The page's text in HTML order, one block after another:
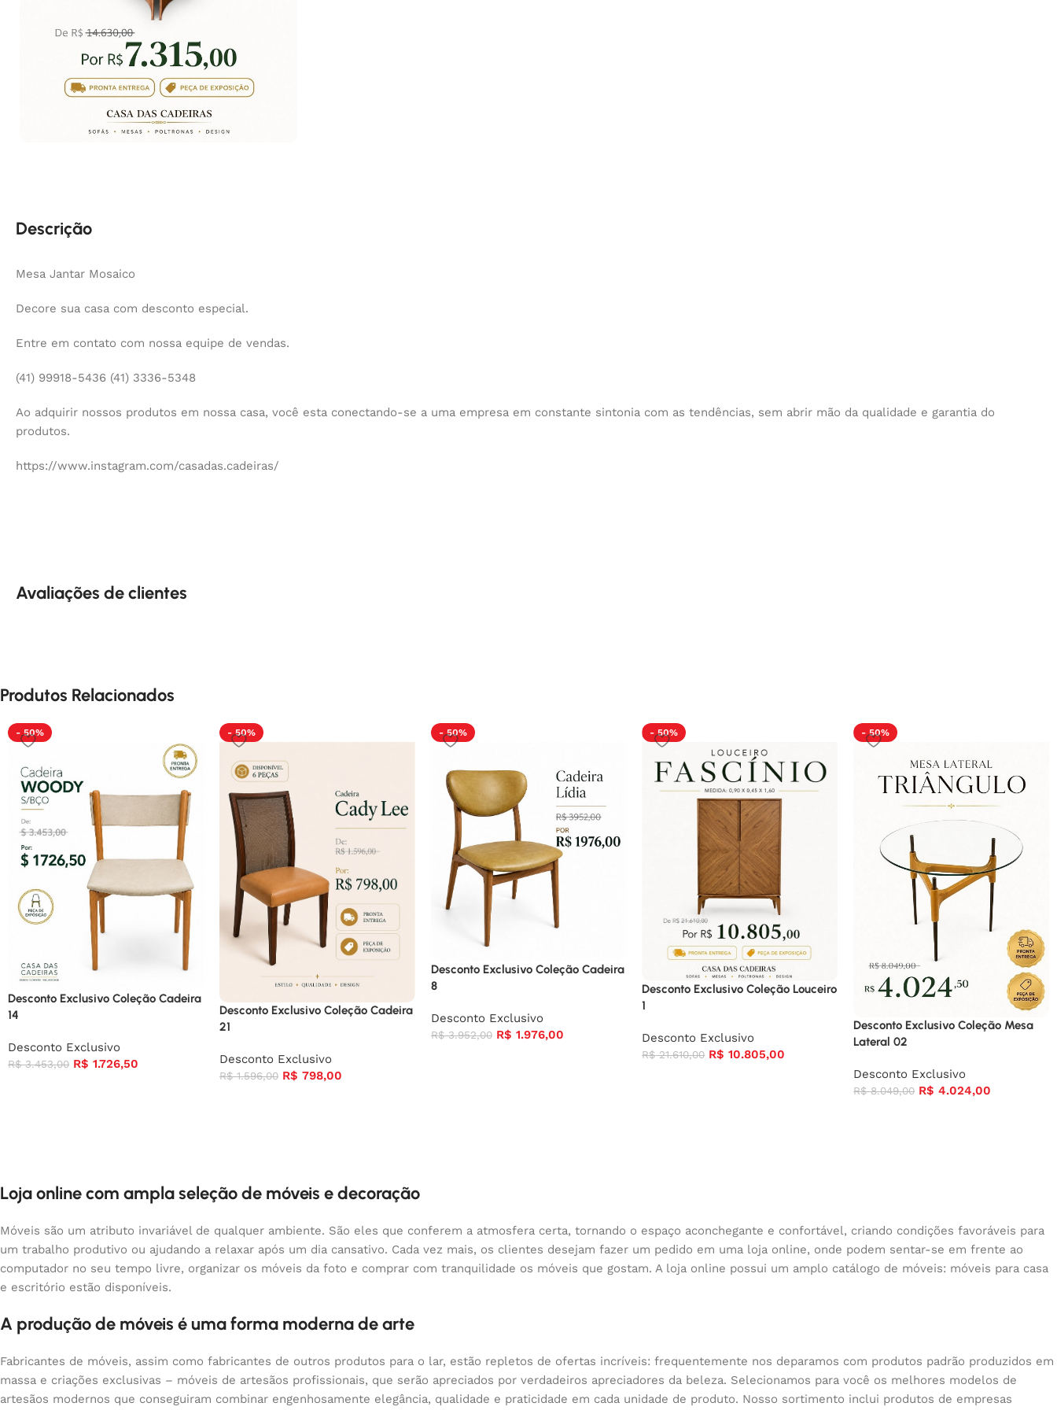
Descrição
Mesa Jantar Mosaico
Decore sua casa com desconto especial.
Entre em contato com nossa equipe de vendas.
(41) 99918-5436 (41) 3336-5348
Ao adquirir nossos produtos em nossa casa, você esta conectando-se a uma empresa em constante sintonia com as tendências, sem abrir mão da qualidade e garantia do
produtos.
https://www.instagram.com/casadas.cadeiras/
Avaliações de clientes
Produtos Relacionados
- 50%
Desconto Exclusivo Coleção Cadeira
14
Desconto Exclusivo
R$3.453,00 R$ 1.726,50
- 50%
Desconto Exclusivo Coleção Cadeira
21
Desconto Exclusivo
R$1.596,00 R$ 798,00
- 50%
Desconto Exclusivo Coleção Cadeira
8
Desconto Exclusivo
R$3.952,00 R$ 1.976,00
- 50%
Desconto Exclusivo Coleção Louceiro
1
Desconto Exclusivo
R$21.610,00 R$ 10.805,00
- 50%
Desconto Exclusivo Coleção Mesa
Lateral 02
Desconto Exclusivo
R$8.049,00 R$ 4.024,00
Loja online com ampla seleção de móveis e decoração
Móveis são um atributo invariável de qualquer ambiente. São eles que conferem a atmosfera certa, tornando o espaço aconchegante e confortável, criando condições favoráveis para
um trabalho produtivo ou ajudando a relaxar após um dia cansativo. Cada vez mais, os clientes desejam fazer um pedido em uma loja online, onde podem sentar-se em frente ao
computador no seu tempo livre, organizar os móveis da foto e comprar com tranquilidade os móveis que gostam. A loja online possui um amplo catálogo de móveis: móveis para casa
e escritório estão disponíveis.
A produção de móveis é uma forma moderna de arte
Fabricantes de móveis, assim como fabricantes de outros produtos para o lar, estão repletos de ofertas incríveis: frequentemente nos deparamos com produtos padrão produzidos em
massa e criações exclusivas – móveis de artesãos profissionais, que serão apreciados por verdadeiros apreciadores da beleza. Selecionamos para você os melhores modelos de
artesãos modernos que conseguiram combinar engenhosamente elegância, qualidade e praticidade em cada unidade de produto. Nosso sortimento inclui produtos de empresas